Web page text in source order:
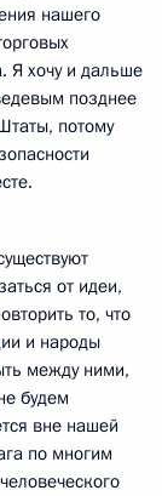
нашего
Я хочу и дальше
позднее
потому
от идеи,
то, что
и народы
между ними,
будем
вне нашей
по многим